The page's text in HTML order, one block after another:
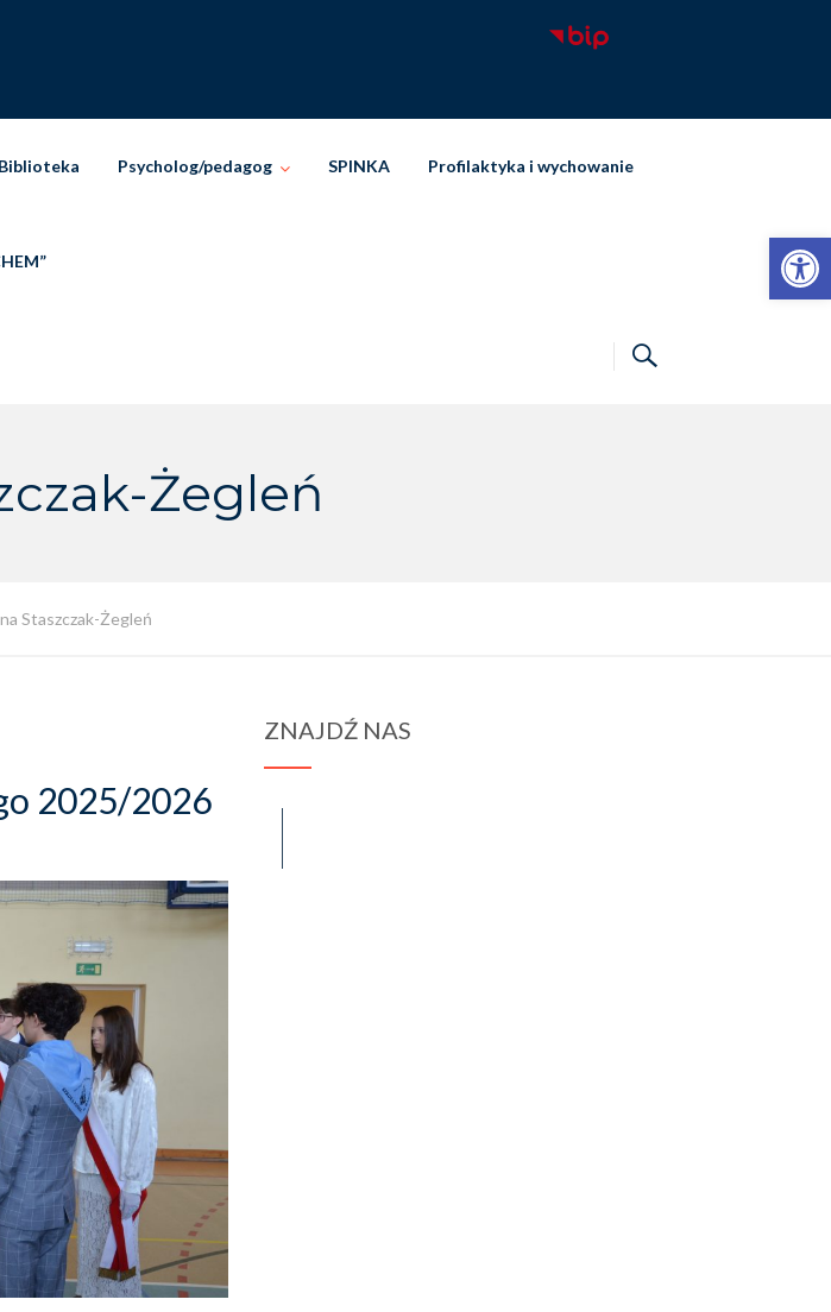
Otwórz pasek narzędzi
Biblioteka Psycholog/pedagog SPINKA Profilaktyka i wychowanie
Żegleń
Staszczak-Żegleń
2025/2026
ZNAJDŹ NAS